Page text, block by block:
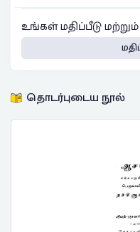
உங்கள் மதிப்பீடு
தொடர்புடைய நூல்